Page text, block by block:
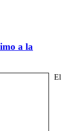
a la
El